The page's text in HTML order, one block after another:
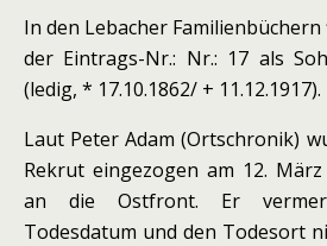
In den Lebacher
der Eintrags-Nr.: Nr.: 17 als
(ledig, * 17.10.1862/ + 11.12.1917).
Laut Peter Adam (Ortschronik)
Rekrut eingezogen am 12.
an die Ostfront. Er
Todesdatum und den Todesort